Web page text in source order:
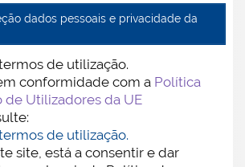
dados pessoais e privacidade da
de utilização.
conformidade com a Política
de Utilizadores da UE
de utilização.
site, está a consentir e dar